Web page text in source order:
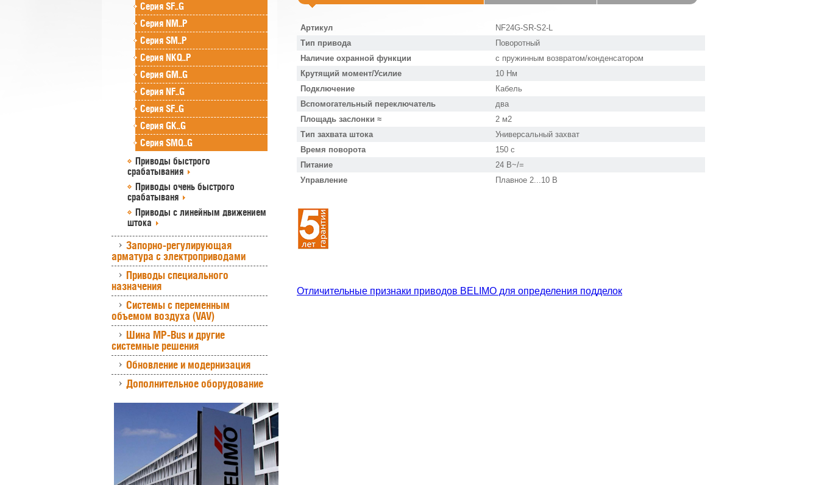
Серия SF..G
Серия NM..P
Серия SM..P
Серия NKQ..P
Серия GM..G
Серия NF..G
Серия SF..G
Серия GK..G
Серия SMQ..G
Приводы быстрого
срабатывания
Приводы очень быстрого
срабатываня
Приводы с линейным движением
штока
Запорно-регулирующая
арматура с электроприводами
Приводы специального
назначения
Системы с переменным
объемом воздуха (VAV)
Шина MP-Bus и другие
системные решения
Обновление и модернизация
Дополнительное оборудование
Артикул
NF24G-SR-S2-L
Тип привода
Поворотный
Наличие охранной функции
с пружинным возвратом/конденсатором
Крутящий момент/Усилие
10 Нм
Подключение
Кабель
Вспомогательный переключатель
два
Площадь заслонки ≈
2 м2
Тип захвата штока
Универсальный захват
Время поворота
150 с
Питание
24 В~/=
Управление
Плавное 2...10 В
Отличительные признаки приводов BELIMO для определения подделок